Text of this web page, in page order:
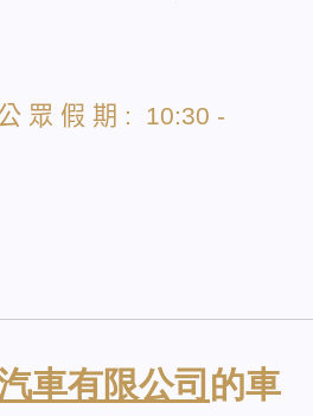
眾 假 期 : 10:30 -
車有限公司 的車